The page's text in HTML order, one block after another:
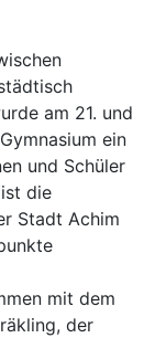
am 21. und
ein
und Schüler
die
Stadt Achim
mit dem
der